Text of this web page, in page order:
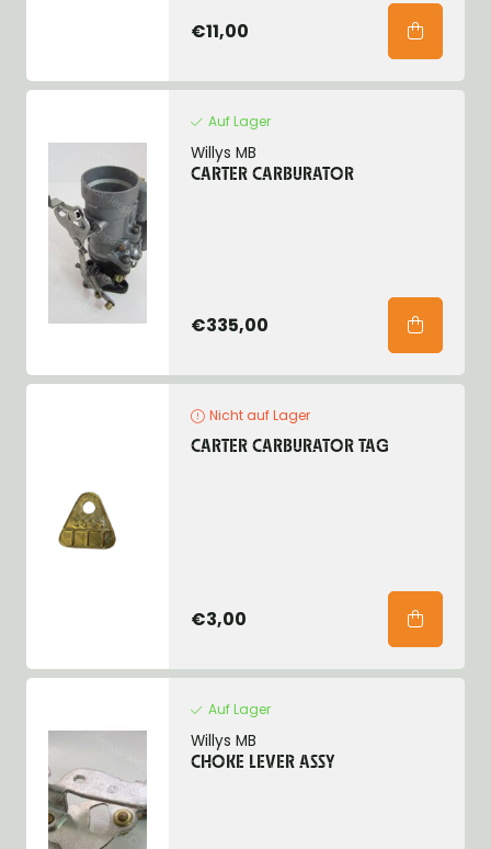
€11,00
Auf Lager
Willys MB
CARTER CARBURATOR
€335,00
Nicht auf Lager
CARTER CARBURATOR TAG
€3,00
Auf Lager
Willys MB
CHOKE LEVER ASSY